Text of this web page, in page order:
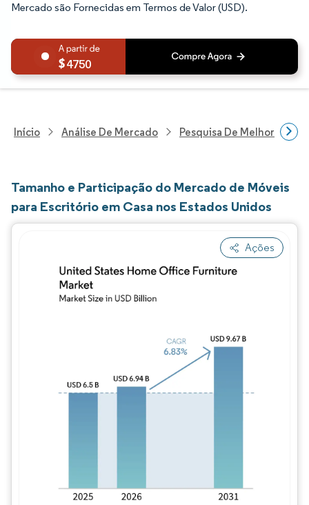
Mercado são Fornecidas em Termos de Valor (USD).
4750
Início Análise De Mercado Pesquisa De Melhorias
Tamanho e Participação do Mercado de Móveis
para Escritório em Casa nos Estados Unidos
Ações